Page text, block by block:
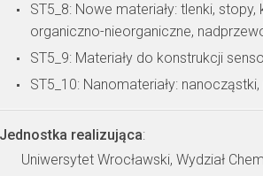
ST5_8: Nowe materiały: tlenki,
organiczno-nieorganiczne,
ST5_9: Materiały do konstrukcji
ST5_10: Nanomateriały:
Jednostka realizująca:
Uniwersytet Wrocławski, Wydział